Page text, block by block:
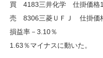
買 4183三井化学 仕掛価格
売 8306三菱ＵＦＪ 仕掛価
損益率－3.10％
1.63％マイナスに動いた。